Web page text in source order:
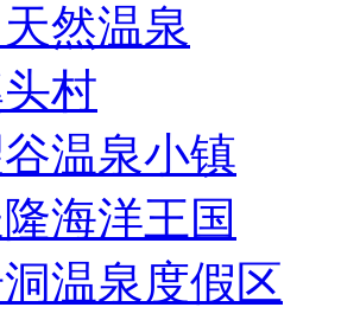
然温泉
村
温泉小镇
海洋王国
温泉度假区